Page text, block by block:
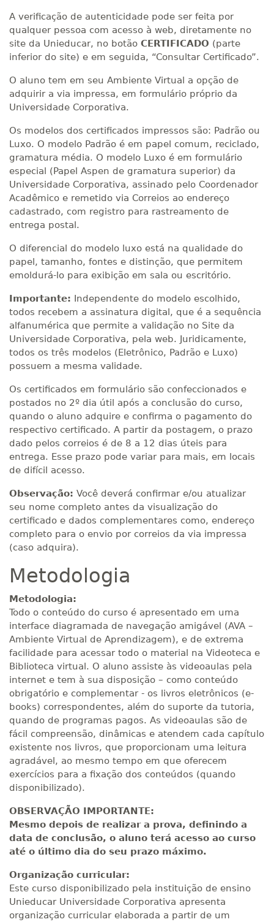
A verificação de autenticidade pode ser feita por
qualquer pessoa com acesso à web, diretamente no
site da Unieducar, no botão CERTIFICADO (parte
inferior do site) e em seguida, “Consultar Certificado”.
O aluno tem em seu Ambiente Virtual a opção de
adquirir a via impressa, em formulário próprio da
Universidade Corporativa.
Os modelos dos certificados impressos são: Padrão ou
Luxo. O modelo Padrão é em papel comum, reciclado,
gramatura média. O modelo Luxo é em formulário
especial (Papel Aspen de gramatura superior) da
Universidade Corporativa, assinado pelo Coordenador
Acadêmico e remetido via Correios ao endereço
cadastrado, com registro para rastreamento de
entrega postal.
O diferencial do modelo luxo está na qualidade do
papel, tamanho, fontes e distinção, que permitem
emoldurá-lo para exibição em sala ou escritório.
Importante: Independente do modelo escolhido,
todos recebem a assinatura digital, que é a sequência
alfanumérica que permite a validação no Site da
Universidade Corporativa, pela web. Juridicamente,
todos os três modelos (Eletrônico, Padrão e Luxo)
possuem a mesma validade.
Os certificados em formulário são confeccionados e
postados no 2º dia útil após a conclusão do curso,
quando o aluno adquire e confirma o pagamento do
respectivo certificado. A partir da postagem, o prazo
dado pelos correios é de 8 a 12 dias úteis para
entrega. Esse prazo pode variar para mais, em locais
de difícil acesso.
Observação: Você deverá confirmar e/ou atualizar
seu nome completo antes da visualização do
certificado e dados complementares como, endereço
completo para o envio por correios da via impressa
(caso adquira).
Metodologia
Metodologia:
Todo o conteúdo do curso é apresentado em uma
interface diagramada de navegação amigável (AVA –
Ambiente Virtual de Aprendizagem), e de extrema
facilidade para acessar todo o material na Videoteca e
Biblioteca virtual. O aluno assiste às videoaulas pela
internet e tem à sua disposição – como conteúdo
obrigatório e complementar - os livros eletrônicos (e-
books) correspondentes, além do suporte da tutoria,
quando de programas pagos. As videoaulas são de
fácil compreensão, dinâmicas e atendem cada capítulo
existente nos livros, que proporcionam uma leitura
agradável, ao mesmo tempo em que oferecem
exercícios para a fixação dos conteúdos (quando
disponibilizado).
OBSERVAÇÃO IMPORTANTE:
Mesmo depois de realizar a prova, definindo a
data de conclusão, o aluno terá acesso ao curso
até o último dia do seu prazo máximo.
Organização curricular:
Este curso disponibilizado pela instituição de ensino
Unieducar Universidade Corporativa apresenta
organização curricular elaborada a partir de um